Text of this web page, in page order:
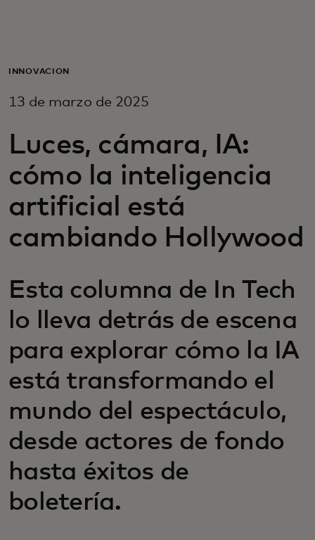
Para empresas
Para innovadores
Noticias y tendencias
INNOVACIÓN
13 de marzo de 2025
Luces, cámara, IA:
cómo la inteligencia
artificial está
cambiando Hollywood
Esta columna de In Tech
lo lleva detrás de escena
para explorar cómo la IA
está transformando el
mundo del espectáculo,
desde actores de fondo
hasta éxitos de
boletería.